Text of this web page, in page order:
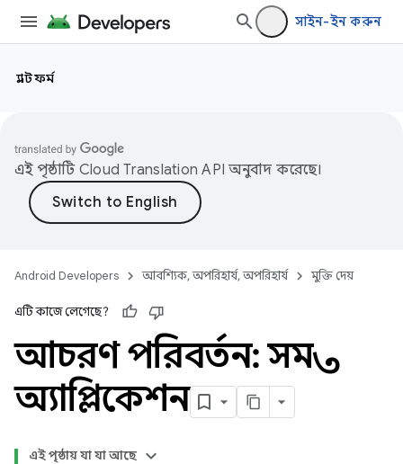
সাইন-ইন করুন
প্ল্যাটফর্ম
এই পৃষ্ঠাটি Cloud Translation API অনুবাদ করেছে।
Android Developers আবশ্যিক, অপরিহার্য, অপরিহার্য মুক্তি দেয়
এটি কাজে লেগেছে?
আচরণ পরিবর্তন: সমস্ত
অ্যাপ্লিকেশন
এই পৃষ্ঠায় যা যা আছে